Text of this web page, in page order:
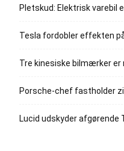
Pletskud: Elektrisk varebil
Tesla fordobler effekten
Tre kinesiske bilmærker
Porsche-chef fastholder
Lucid udskyder afgørende